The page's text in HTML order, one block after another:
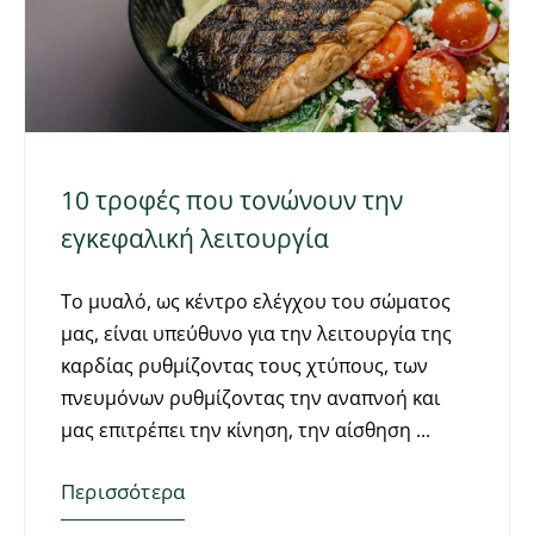
10 τροφές που τονώνουν την
εγκεφαλική λειτουργία
Το μυαλό, ως κέντρο ελέγχου του σώματος
μας, είναι υπεύθυνο για την λειτουργία της
καρδίας ρυθμίζοντας τους χτύπους, των
πνευμόνων ρυθμίζοντας την αναπνοή και
μας επιτρέπει την κίνηση, την αίσθηση
Περισσότερα